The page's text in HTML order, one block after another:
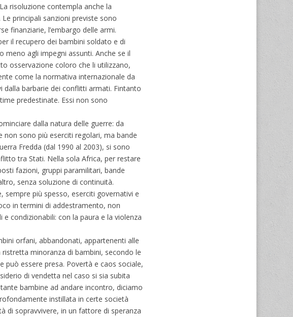
risoluzione contempla anche la
principali sanzioni previste sono
finanziarie, l’embargo delle armi.
il recupero dei bambini soldato e di
agli impegni assunti. Anche se il
osservazione coloro che li utilizzano,
come la normativa internazionale da
dalla barbarie dei conflitti armati. Fintanto
predestinate. Essi non sono
dalla natura delle guerre: da
sono più eserciti regolari, ma bande
Fredda (dal 1990 al 2003), si sono
tra Stati. Nella sola Africa, per restare
fazioni, gruppi paramilitari, bande
senza soluzione di continuità.
sempre più spesso, eserciti governativi e
in termini di addestramento, non
condizionabili: con la paura e la violenza
orfani, abbandonati, appartenenti alle
minoranza di bambini, secondo le
essere presa. Povertà e caos sociale,
di vendetta nel caso si sia subita
bambine ad andare incontro, diciamo
instillata in certe società
di sopravvivere, in un fattore di speranza